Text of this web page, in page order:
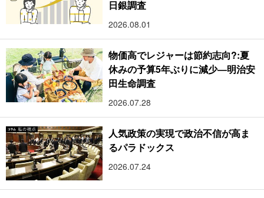
日銀調査
2026.08.01
物価高でレジャーは節約志向?:夏
休みの予算5年ぶりに減少―明治安
田生命調査
2026.07.28
人気政策の実現で政治不信が高ま
るパラドックス
2026.07.24